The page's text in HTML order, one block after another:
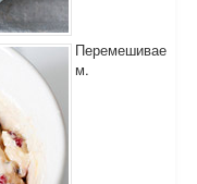
Перемешивае
м.